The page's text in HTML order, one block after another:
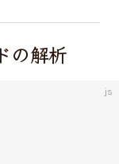
の解析
js